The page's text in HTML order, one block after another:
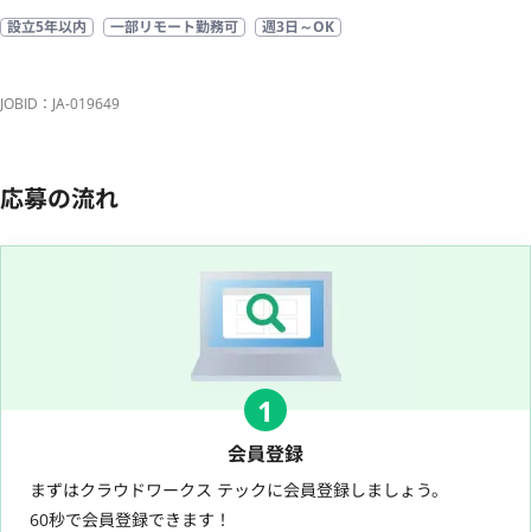
設立5年以内 一部リモート勤務可 週3日～OK
JOBID：JA-019649
応募の流れ
1
会員登録
まずはクラウドワークス テックに会員登録しましょう。
60秒で会員登録できます！